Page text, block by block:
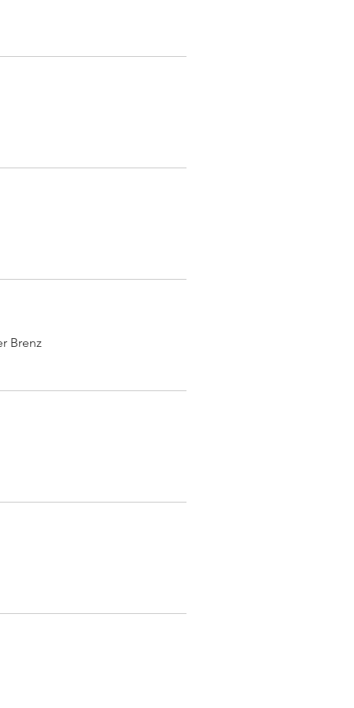
Brenz